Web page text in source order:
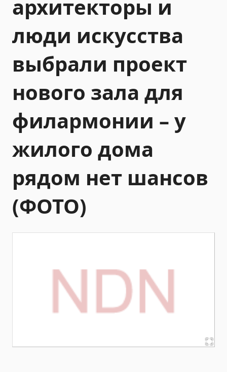
архитекторы и
люди искусства
выбрали проект
нового зала для
филармонии – у
жилого дома
рядом нет шансов
(ФОТО)